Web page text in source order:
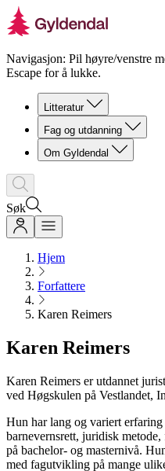
Navigasjon: Pil høyre/venstre
Escape for å lukke.
Litteratur
Fag og utdanning
Om Gyldendal
Søk
Hjem
Forfattere
Karen Reimers
Karen Reimers
Karen Reimers er utdannet
ved Høgskulen på Vestlandet,
Hun har lang og variert
barnevernsrett, juridisk
på bachelor- og masternivå.
med fagutvikling på mange